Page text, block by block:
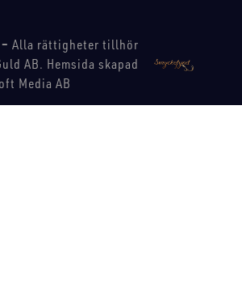
Alla rättigheter tillhör
AB. Hemsida skapad
Media AB